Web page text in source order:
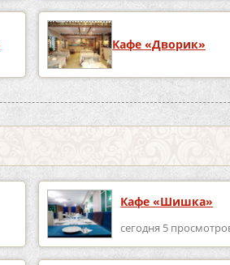
Кафе «Дворик»
Кафе «Шишка»
сегодня 5